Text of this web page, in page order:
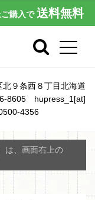
購入で 送料無料
９条西８丁目北海道
8605 hupress_1[at]
4356
は、画面右上の